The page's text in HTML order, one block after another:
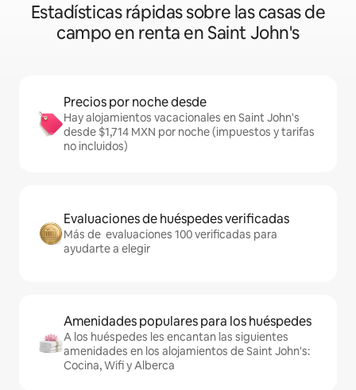
Estadísticas rápidas sobre las casas de
campo en renta en Saint John's
Precios por noche desde
Hay alojamientos vacacionales en Saint John's
desde $1,714 MXN por noche (impuestos y tarifas
no incluidos)
Evaluaciones de huéspedes verificadas
Más de evaluaciones 100 verificadas para
ayudarte a elegir
Amenidades populares para los huéspedes
A los huéspedes les encantan las siguientes
amenidades en los alojamientos de Saint John's:
Cocina, Wifi y Alberca